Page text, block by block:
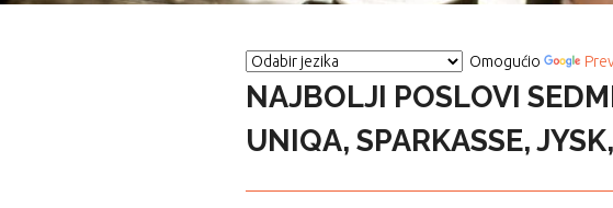
Omogućio
NAJBOLJI POSLOVI
UNIQA, SPARKASSE,